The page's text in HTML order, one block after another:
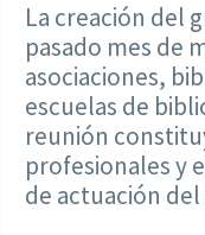
La creación del
pasado mes de
asociaciones,
escuelas de
reunión
profesionales y
de actuación